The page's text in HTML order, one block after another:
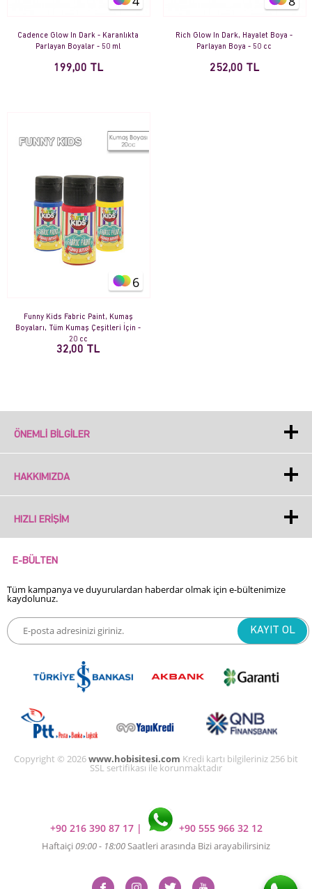
Cadence Glow In Dark - Karanlıkta
Parlayan Boyalar - 50 ml
199,00 TL
Rich Glow In Dark, Hayalet Boya -
Parlayan Boya - 50 cc
252,00 TL
6
Funny Kids Fabric Paint, Kumaş
Boyaları, Tüm Kumaş Çeşitleri İçin -
20 cc
32,00 TL
ÖNEMLI BILGILER
HAKKIMIZDA
HIZLI ERIŞIM
E-BÜLTEN
Tüm kampanya ve duyurulardan haberdar olmak için e-bültenimize
kaydolunuz.
Copyright © 2026www.hobisitesi.com Kredi kartı bilgileriniz 256 bit
SSL sertifikası ile korunmaktadır
+90 216 390 87 17 | +90 555 966 32 12
Haftaiçi 09:00 - 18:00Saatleri arasında Bizi arayabilirsiniz